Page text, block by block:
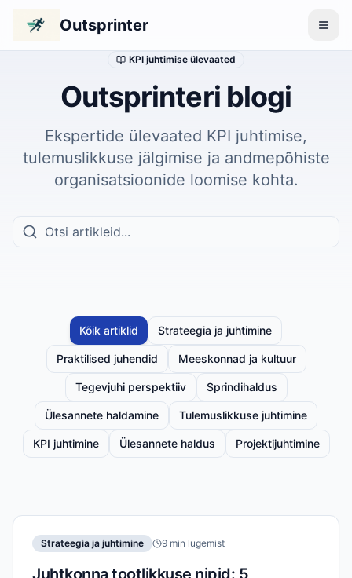
Outsprinter
KPI juhtimise ülevaated
Outsprinteri blogi
Ekspertide ülevaated KPI juhtimise,
tulemuslikkuse jälgimise ja andmepõhiste
organisatsioonide loomise kohta.
Kõik artiklid Strateegia ja juhtimine
Praktilised juhendid Meeskonnad ja kultuur
Tegevjuhi perspektiiv Sprindihaldus
Ülesannete haldamine Tulemuslikkuse juhtimine
KPI juhtimine Ülesannete haldus Projektijuhtimine
Strateegia ja juhtimine 9 min lugemist
Juhtkonna tootlikkuse nipid: 5